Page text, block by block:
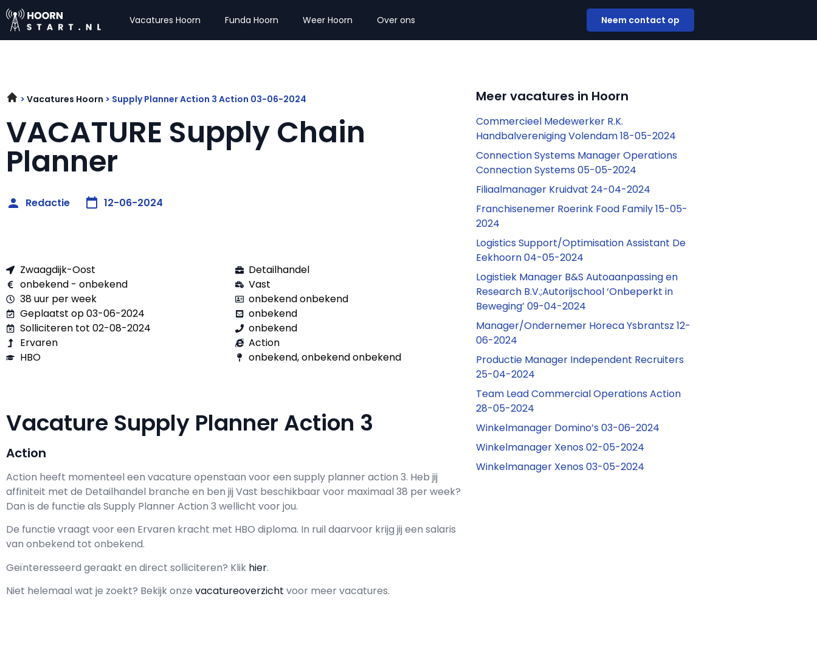
Vacatures Hoorn Funda Hoorn Weer Hoorn Over ons Neem contact op
Vacatures Hoorn Supply Planner Action 3 Action 03-06-2024
VACATURE Supply Chain
Planner
Redactie 12-06-2024
Zwaagdijk-Oost
onbekend - onbekend
38 uur per week
Geplaatst op 03-06-2024
Solliciteren tot 02-08-2024
Ervaren
HBO
Detailhandel
Vast
onbekend onbekend
onbekend
onbekend
Action
onbekend, onbekend onbekend
Vacature Supply Planner Action 3
Action
Action heeft momenteel een vacature openstaan voor een supply planner action 3. Heb jij
affiniteit met de Detailhandel branche en ben jij Vast beschikbaar voor maximaal 38 per week?
Dan is de functie als Supply Planner Action 3 wellicht voor jou.
De functie vraagt voor een Ervaren kracht met HBO diploma. In ruil daarvoor krijg jij een salaris
van onbekend tot onbekend.
Geïnteresseerd geraakt en direct solliciteren? Klik hier.
Niet helemaal wat je zoekt? Bekijk onze vacatureoverzicht voor meer vacatures.
Meer vacatures in Hoorn
Commercieel Medewerker R.K.
Handbalvereniging Volendam 18-05-2024
Connection Systems Manager Operations
Connection Systems 05-05-2024
Filiaalmanager Kruidvat 24-04-2024
Franchisenemer Roerink Food Family 15-05-
2024
Logistics Support/Optimisation Assistant De
Eekhoorn 04-05-2024
Logistiek Manager B&S Autoaanpassing en
Research B.V.;Autorijschool ‘Onbeperkt in
Beweging’ 09-04-2024
Manager/Ondernemer Horeca Ysbrantsz 12-
06-2024
Productie Manager Independent Recruiters
25-04-2024
Team Lead Commercial Operations Action
28-05-2024
Winkelmanager Domino’s 03-06-2024
Winkelmanager Xenos 02-05-2024
Winkelmanager Xenos 03-05-2024